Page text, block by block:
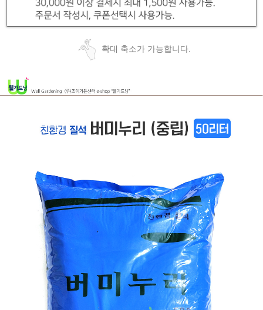
확대 축소가 가능합니다.